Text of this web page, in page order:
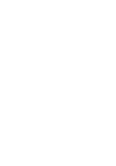
らえる御城印。入場券購